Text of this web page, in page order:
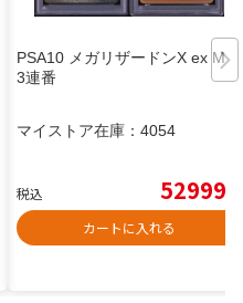
PSA10 メガリザードンX ex MA
3連番
マイストア在庫： 4054
税込 52999
カートに入れる